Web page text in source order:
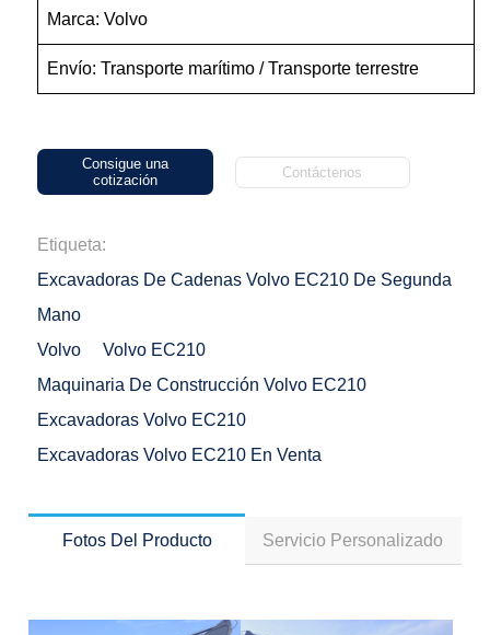
Marca: Volvo
Envío: Transporte marítimo / Transporte terrestre
Consigue una
cotización
Contáctenos
Etiqueta:
Excavadoras De Cadenas Volvo EC210 De Segunda
Mano
Volvo
Volvo EC210
Maquinaria De Construcción Volvo EC210
Excavadoras Volvo EC210
Excavadoras Volvo EC210 En Venta
Fotos Del Producto Servicio Personalizado